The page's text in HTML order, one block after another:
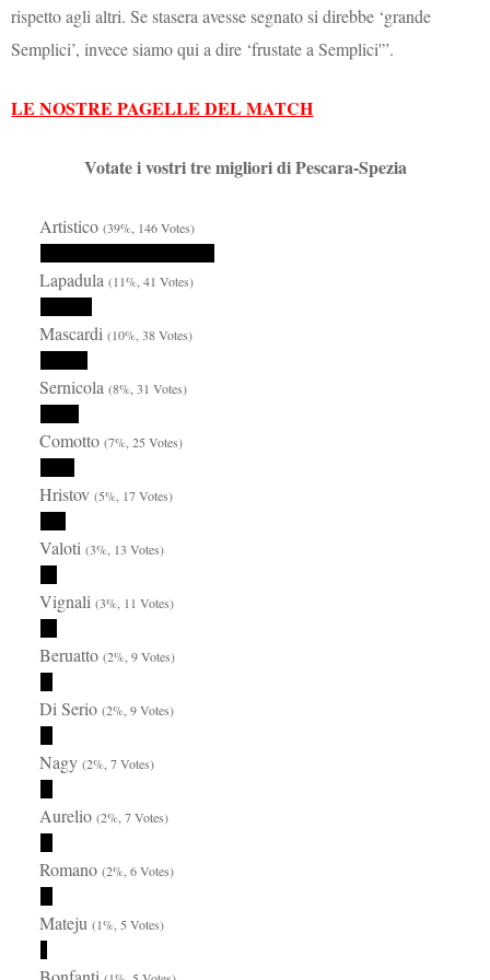
rispetto agli altri. Se stasera avesse segnato si direbbe ‘grande
Semplici’, invece siamo qui a dire ‘frustate a Semplici'”.
LE NOSTRE PAGELLE DEL MATCH
Votate i vostri tre migliori di Pescara-Spezia
Artistico(39%, 146 Votes)
Lapadula(11%, 41 Votes)
Mascardi(10%, 38 Votes)
Sernicola(8%, 31 Votes)
Comotto(7%, 25 Votes)
Hristov(5%, 17 Votes)
Valoti(3%, 13 Votes)
Vignali(3%, 11 Votes)
Beruatto(2%, 9 Votes)
Di Serio(2%, 9 Votes)
Nagy(2%, 7 Votes)
Aurelio(2%, 7 Votes)
Romano(2%, 6 Votes)
Mateju(1%, 5 Votes)